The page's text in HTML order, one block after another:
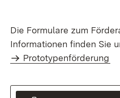
Die Formulare zum
Informationen finden Sie
Prototypenförderung